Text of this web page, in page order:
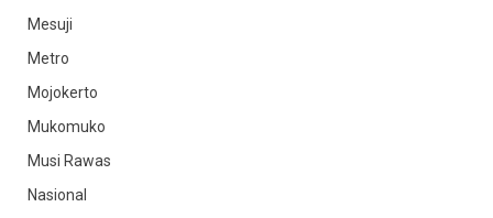
Mesuji
Metro
Mojokerto
Mukomuko
Musi Rawas
Nasional